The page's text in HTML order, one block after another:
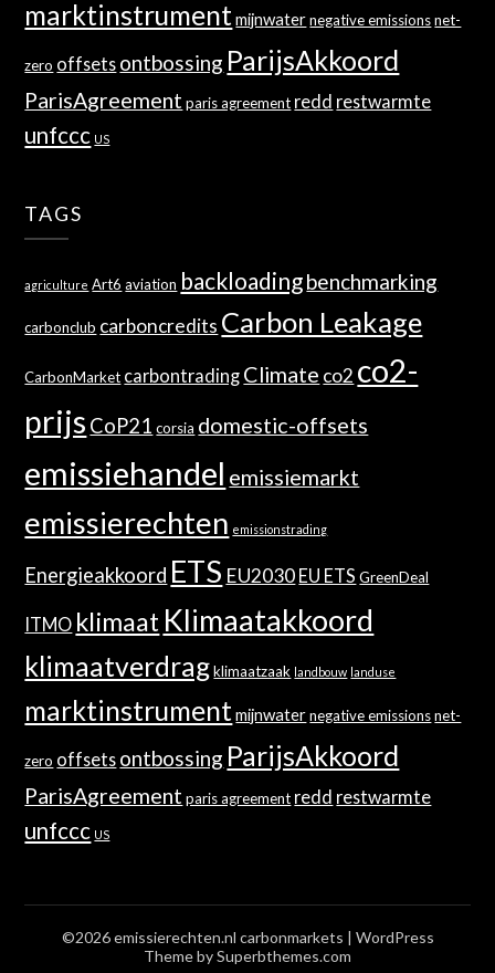
marktinstrumentmijnwater negative emissions net-
zero offsets ontbossing ParijsAkkoord
ParisAgreement paris agreement redd restwarmte
unfccc US
TAGS
agriculture Art6 aviation backloadingbenchmarking
carbonclub carboncredits Carbon Leakage
CarbonMarket carbontrading Climate co2 co2-
prijs CoP21 corsia domestic-offsets
emissiehandel emissiemarkt
emissierechten emissionstrading
Energieakkoord ETS EU2030 EU ETS GreenDeal
ITMO klimaat Klimaatakkoord
klimaatverdrag klimaatzaak landbouw landuse
marktinstrumentmijnwater negative emissions net-
zero offsets ontbossing ParijsAkkoord
ParisAgreement paris agreement redd restwarmte
unfccc US
©2026 emissierechten.nl carbonmarkets | WordPress
Theme bySuperbthemes.com